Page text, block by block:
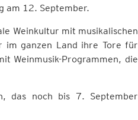
am 12. September.
Weinkultur mit musikalischen
im ganzen Land ihre Tore für
Weinmusik-Programmen, die
das noch bis 7. September